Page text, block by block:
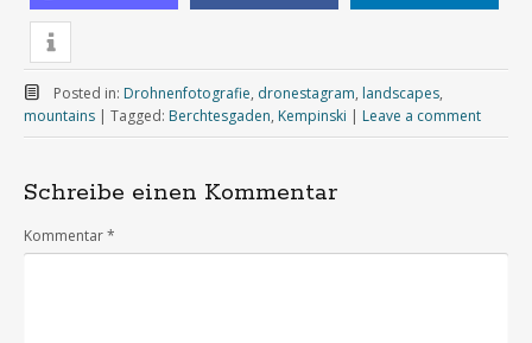
Posted in: Drohnenfotografie, dronestagram, landscapes,
mountains | Tagged: Berchtesgaden, Kempinski | Leave a comment
Schreibe einen Kommentar
Kommentar*